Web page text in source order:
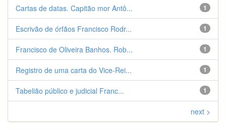
1
Cartas de datas. Capitão mor Antô...
1
Escrivão de órfãos Francisco Rodr...
1
Francisco de Oliveira Banhos. Rob...
1
Registro de uma carta do Vice-Rei...
1
Tabelião público e judicial Franc...
next >